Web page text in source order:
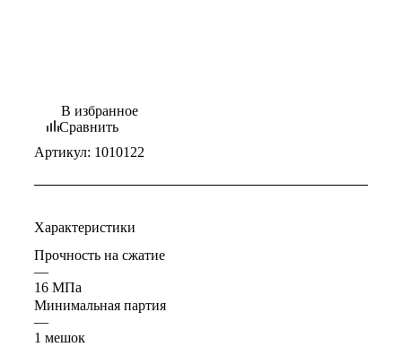
В избранное
Сравнить
Артикул: 1010122
Характеристики
Прочность на сжатие
—
16 МПа
Минимальная партия
—
1 мешок